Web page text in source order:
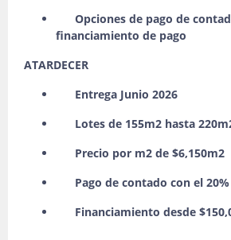
Opciones de pago de
financiamiento de pago
ATARDECER
Entrega Junio 2026
Lotes de 155m2 hasta
Precio por m2 de $6,150m2
Pago de contado con el 20%
Financiamiento desde